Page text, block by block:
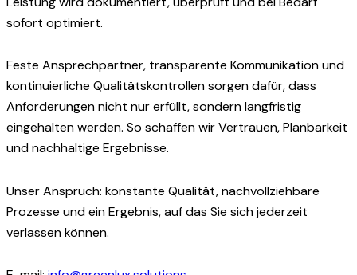
sofort optimiert.
Feste Ansprechpartner, transparente Kommunikation und
kontinuierliche Qualitätskontrollen sorgen dafür, dass
Anforderungen nicht nur erfüllt, sondern langfristig
eingehalten werden. So schaffen wir Vertrauen, Planbarkeit
und nachhaltige Ergebnisse.
Unser Anspruch: konstante Qualität, nachvollziehbare
Prozesse und ein Ergebnis, auf das Sie sich jederzeit
verlassen können.